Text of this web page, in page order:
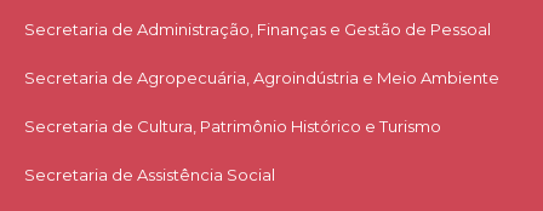
Secretaria de Administração, Finanças e Gestão de Pessoal
Secretaria de Agropecuária, Agroindústria e Meio Ambiente
Secretaria de Cultura, Patrimônio Histórico e Turismo
Secretaria de Assistência Social